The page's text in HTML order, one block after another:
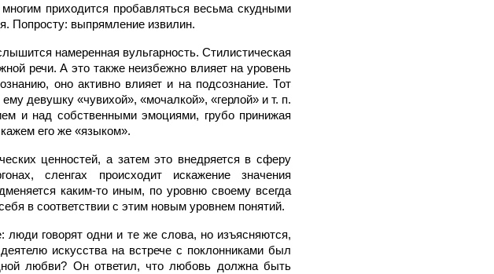
приходится пробавляться весьма скудными
Попросту: выпрямление извилин.
намеренная вульгарность. Стилистическая
речи. А это также неизбежно влияет на уровень
оно активно влияет и на подсознание. Тот
девушку «чувихой», «мочалкой», «герлой» и т. п.
и над собственными эмоциями, грубо принижая
его же «языком».
ценностей, а затем это внедряется в сферу
сленгах происходит искажение значения
каким-то иным, по уровню своему всегда
в соответствии с этим новым уровнем понятий.
люди говорят одни и те же слова, но изъясняются,
искусства на встрече с поклонниками был
любви? Он ответил, что любовь должна быть